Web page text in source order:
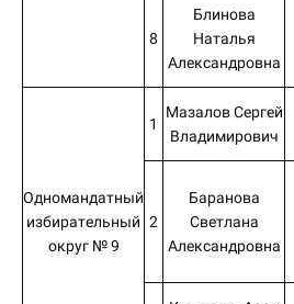
8
Блинова
Наталья
Александровна
Одномандатный
избирательный
округ № 9
1
Мазалов Сергей
Владимирович
2
Баранова
Светлана
Александровна